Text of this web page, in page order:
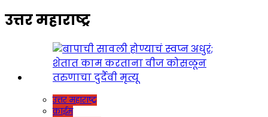
उत्तर महाराष्ट्र
उत्तर महाराष्ट्र
क्राईम